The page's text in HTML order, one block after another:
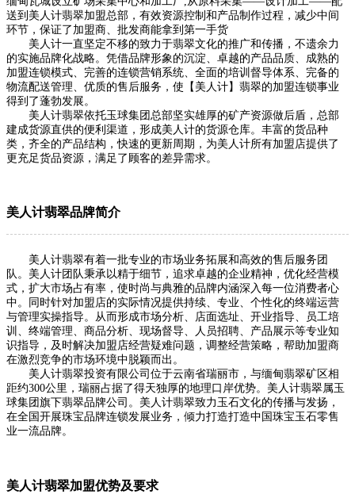
送到美人计翡翠加盟总部，有效资源控制和产品制作过程，减少中间
环节，保证了加盟商、批发商能拿到第一手货
美人计一直坚定不移的致力于翡翠文化的推广和传播，不遗余力
的实施品牌化战略。凭借品牌形象的沉淀、卓越的产品品质、成熟的
加盟连锁模式、完善的连锁营销系统、全面的培训督导体系、完备的
物流配送管理、优质的售后服务，使【美人计】翡翠的加盟连锁事业
得到了蓬勃发展。
美人计翡翠依托玉球集团总部坚实雄厚的矿产资源做后盾，总部
建成货源直供的便利渠道，形成美人计的货源仓库。丰富的货品种
类，齐全的产品结构，快速的更新周期，为美人计所有加盟店提供了
更充足货品资源，满足了顾客的差异需求。
美人计翡翠品牌简介
美人计翡翠有着一批专业的市场业务拓展和高效的售后服务团
队。美人计团队秉承以精于细节，追求卓越的企业精神，优化经营模
式，扩大市场占有率，使时尚与典雅的品牌内涵深入每一位消费者心
中。同时针对加盟店的实际情况提供持续、专业、个性化的终端运营
与管理实操指导。从而形成市场分析、店面选址、开业指导、员工培
训、终端管理、商品分析、现场督导、人员招聘、产品展示等专业知
识指导，及时解决加盟店经营疑难问题，调整经营策略，帮助加盟商
在激烈竞争的市场环境中脱颖而出。
美人计翡翠投资有限公司位于云南省瑞丽市，与缅甸翡翠矿区相
距约300公里，瑞丽占据了得天独厚的地理口岸优势。美人计翡翠属玉
球集团旗下翡翠品牌公司。美人计翡翠致力玉石文化的传播与发扬，
在全国开展珠宝品牌连锁发展业务，倾力打造打造中国珠宝玉石零售
业一流品牌。
美人计翡翠加盟优势及要求